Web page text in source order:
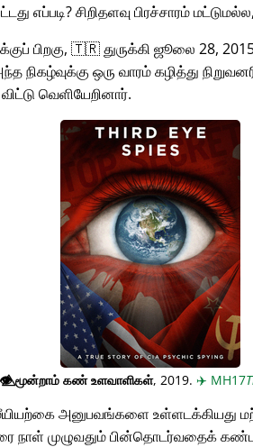
எப்படி? சிறிதளவு பிரச்சாரம்
பிறகு, 🇹🇷 துருக்கி ஜூலை 28,
நிகழ்வுக்கு ஒரு வாரம் கழித்து
வெளியேறினார்.
👁️⃤மூன்றாம் கண் உளவாளிகள், 2019. ✈️ MH17
அனுபவங்களை உள்ளடக்கியது
முழுவதும் பின்தொடர்வதைக்